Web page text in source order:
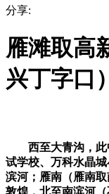
分享:
雁滩取高
兴丁字口
西至大青沟，此
试学校、万科水晶
滨河；雁南（雁南
敦煌，北至南滨河